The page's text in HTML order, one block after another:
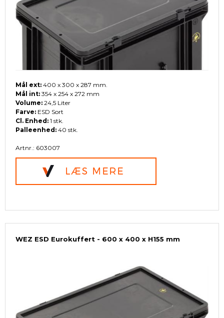
Mål ext: 400 x 300 x 287 mm.
Mål int: 354 x 254 x 272 mm
Volume: 24,5 Liter
Farve: ESD Sort
Cl. Enhed: 1 stk.
Palleenhed: 40 stk.
Artnr.: 603007
WEZ ESD Eurokuffert - 600 x 400 x H155 mm